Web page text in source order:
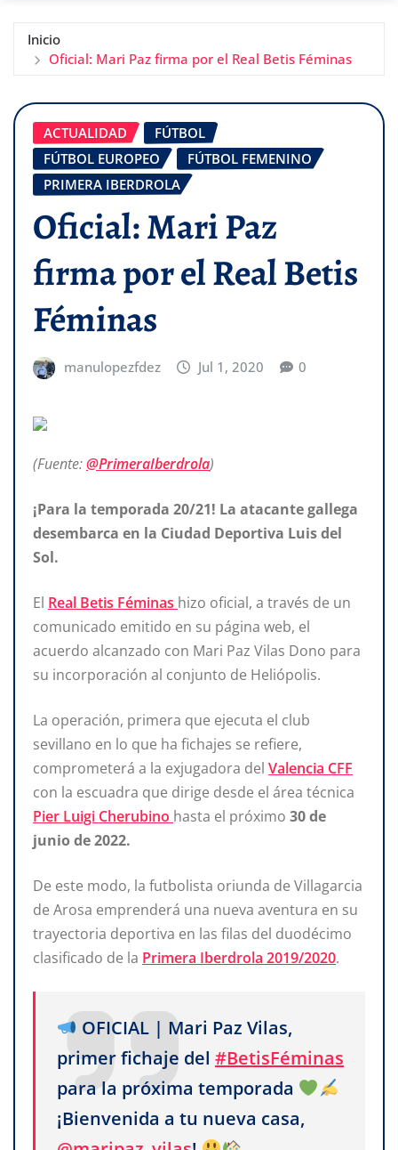
Inicio
Oficial: Mari Paz firma por el Real Betis Féminas
ACTUALIDAD
FÚTBOL
FÚTBOL EUROPEO
FÚTBOL FEMENINO
PRIMERA IBERDROLA
Oficial: Mari Paz
firma por el Real Betis
Féminas
manulopezfdez Jul 1, 2020 0
(Fuente:@PrimeraIberdrola)
¡Para la temporada 20/21! La atacante gallega
desembarca en la Ciudad Deportiva Luis del
Sol.
El Real Betis Féminas hizo oficial, a través de un
comunicado emitido en su página web, el
acuerdo alcanzado con Mari Paz Vilas Dono para
su incorporación al conjunto de Heliópolis.
La operación, primera que ejecuta el club
sevillano en lo que ha fichajes se refiere,
comprometerá a la exjugadora del Valencia CFF
con la escuadra que dirige desde el área técnica
Pier Luigi Cherubino hasta el próximo 30 de
junio de 2022.
De este modo, la futbolista oriunda de Villagarcia
de Arosa emprenderá una nueva aventura en su
trayectoria deportiva en las filas del duodécimo
clasificado de la Primera Iberdrola 2019/2020.
OFICIAL | Mari Paz Vilas,
primer fichaje del #BetisFéminas
para la próxima temporada
¡Bienvenida a tu nueva casa,